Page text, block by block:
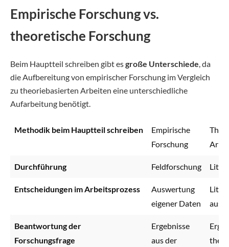
Empirische Forschung vs.
theoretische Forschung
Beim Hauptteil schreiben gibt esgroße Unterschiede, da
die Aufbereitung von empirischer Forschung im Vergleich
zu theoriebasierten Arbeiten eine unterschiedliche
Aufarbeitung benötigt.
Methodik beim Hauptteil schreiben
Empirische
Forschung
Durchführung Feldforschung
Entscheidungen im Arbeitsprozess
Auswertung
eigener Daten
Beantwortung der
Forschungsfrage
Ergebnisse
aus der